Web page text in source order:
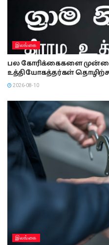
இலங்கை
பல கோரிக்கைகளை
உத்தியோகத்தர்கள்
2026-08-10
இலங்கை